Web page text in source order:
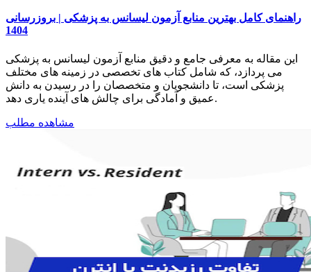
راهنمای کامل بهترین منابع آزمون لیسانس به پزشکی | بروزرسانی
1404
این مقاله به معرفی جامع و دقیق منابع آزمون لیسانس به پزشکی
می‌ پردازد، که شامل کتاب‌ های تخصصی در زمینه‌ های مختلف
پزشکی است، تا دانشجویان و متخصصان را در رسیدن به دانش
عمیق و آمادگی برای چالش‌ های آینده یاری دهد.
مشاهده مطلب